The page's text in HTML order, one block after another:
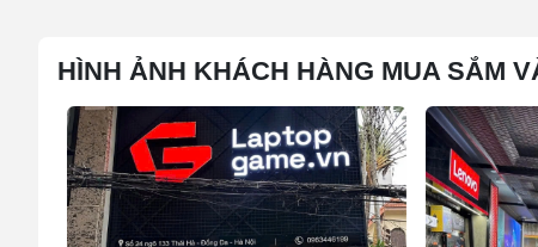
HÌNH ẢNH KHÁCH HÀNG MUA SẮM